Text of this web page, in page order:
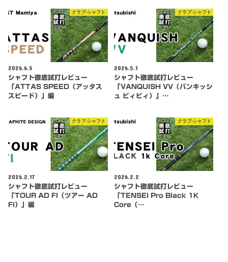
クラブ-シャフト
2026.6.5
シャフト徹底試打レビュー
「ATTAS SPEED（アッタス
スピード）」編
クラブ-シャフト
2026.5.1
シャフト徹底試打レビュー
「VANQUISH VV（バンキッシ
ュ ビィビィ）」…
クラブ-シャフト
2026.2.17
シャフト徹底試打レビュー
「TOUR AD FI（ツアー AD
FI）」編
クラブ-シャフト
2026.2.2
シャフト徹底試打レビュー
「TENSEI Pro Black 1K
Core（…